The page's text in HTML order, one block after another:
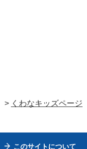
> くわなキッズページ
このサイトについて